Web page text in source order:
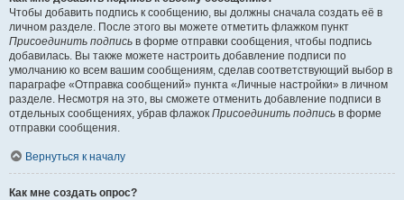
Чтобы добавить подпись к сообщению, вы должны сначала создать её в
личном разделе. После этого вы можете отметить флажком пункт
Присоединить подпись в форме отправки сообщения, чтобы подпись
добавилась. Вы также можете настроить добавление подписи по
умолчанию ко всем вашим сообщениям, сделав соответствующий выбор в
параграфе «Отправка сообщений» пункта «Личные настройки» в личном
разделе. Несмотря на это, вы сможете отменить добавление подписи в
отдельных сообщениях, убрав флажок Присоединить подпись в форме
отправки сообщения.
Вернуться к началу
Как мне создать опрос?